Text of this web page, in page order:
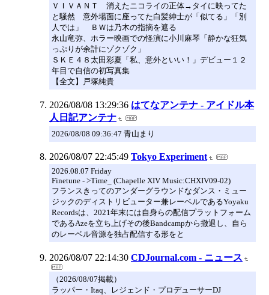
ＶＩＶＡＮＴ 消えたニコライの正体→タイに映ってた
と騒然 意外場面に座ってた白髪紳士が「似てる」「別
人では」 ＢＷは乃木の指摘を遮る
永山竜弥、ホラー映画での怪演に小川麻琴「静かな狂気
っぷりが余計にゾクゾク」
ＳＫＥ４８太田彩夏「私、意外といい！」デビュー１２
年目で自信の初写真集
【全文】戸塚純貴
2026/08/08 13:29:36 はてなアンテナ - アイドル本
人日記アンテナ
2026/08/08 09:36:47 青山まり
2026/08/07 22:45:49 Tokyo Experiment
2026.08.07 Friday
Finetune - >Time_ (Chapelle XIV Music:CHXIV09-02)
フランスきってのアンダーグラウンドなダンス・ミュー
ジックのディストリビューター兼レーベルであるYoyaku
Recordsは、2021年末には自身らの配信プラットフォーム
であるAzeを立ち上げその後Bandcampから撤退し、自ら
のレーベル音源を独占配信する形をと
2026/08/07 22:14:30 CDJournal.com - ニュース
（2026/08/07掲載）
ラッパー・Itaq、レジェンド・プロデューサーDJ